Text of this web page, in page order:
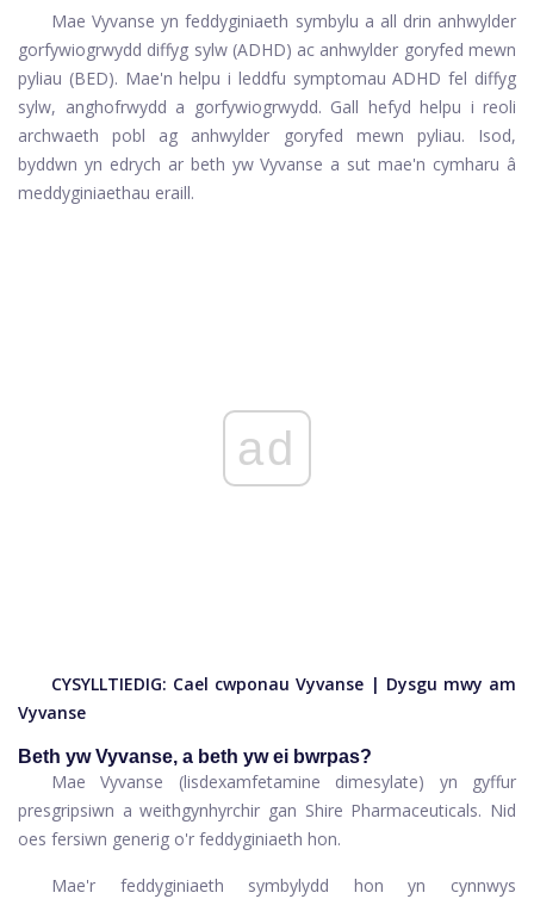
Mae Vyvanse yn feddyginiaeth symbylu a all drin anhwylder
gorfywiogrwydd diffyg sylw (ADHD) ac anhwylder goryfed mewn
pyliau (BED). Mae'n helpu i leddfu symptomau ADHD fel diffyg
sylw, anghofrwydd a gorfywiogrwydd. Gall hefyd helpu i reoli
archwaeth pobl ag anhwylder goryfed mewn pyliau. Isod,
byddwn yn edrych ar beth yw Vyvanse a sut mae'n cymharu â
meddyginiaethau eraill.
ad
CYSYLLTIEDIG: Cael cwponau Vyvanse | Dysgu mwy am
Vyvanse
Beth yw Vyvanse, a beth yw ei bwrpas?
Mae Vyvanse (lisdexamfetamine dimesylate) yn gyffur
presgripsiwn a weithgynhyrchir gan Shire Pharmaceuticals. Nid
oes fersiwn generig o'r feddyginiaeth hon.
Mae'r feddyginiaeth symbylydd hon yn cynnwys